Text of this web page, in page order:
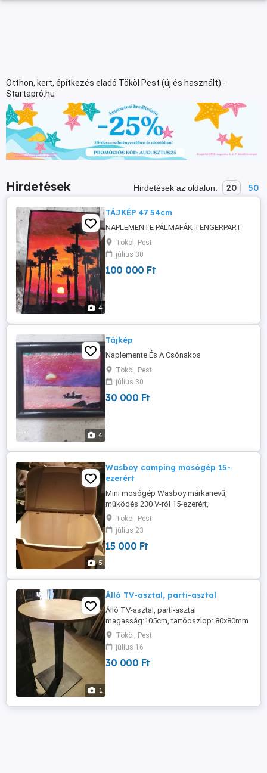
Otthon, kert, építkezés eladó Tököl Pest (új és használt) -
Startapró.hu
Hirdetések Hirdetések az oldalon: 20 50
4
TÁJKÉP 47 54cm
NAPLEMENTE PÁLMAFÁK TENGERPART
Tököl, Pest
július 30
100 000 Ft
4
Tájkép
Naplemente És A Csónakos
Tököl, Pest
július 30
30 000 Ft
5
Wasboy camping mosógép 15-
ezerért
Mini mosógép Wasboy márkanevű,
működés 230 V-ról 15-ezerért,
Campingezéshez optimális...
Tököl, Pest
július 23
15 000 Ft
1
Álló TV-asztal, parti-asztal
Álló TV-asztal, parti-asztal
magasság:105cm, tartóoszlop: 80x80mm
zártszelvény, talp:50x54cm lemez, 12mm
vastag, aztallap: 73cm átm. -3cm vastag
vízhatlan bakelitlap.
Tököl, Pest
július 16
30 000 Ft